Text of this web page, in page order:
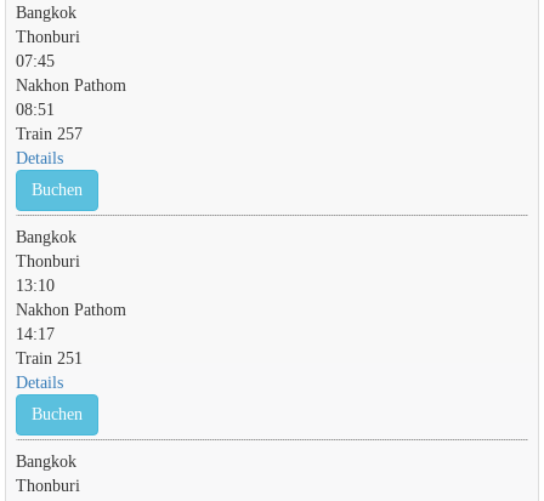
Bangkok
Thonburi
07:45
Nakhon Pathom
08:51
Train 257
Details
Buchen
Bangkok
Thonburi
13:10
Nakhon Pathom
14:17
Train 251
Details
Buchen
Bangkok
Thonburi